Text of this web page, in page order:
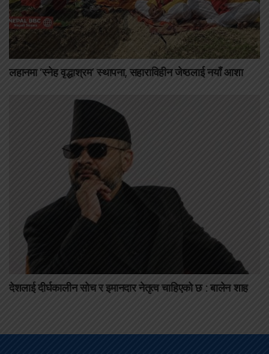
लहानमा ‘स्नेह वृद्धाश्रम’ स्थापना, सहाराविहीन जेष्ठलाई नयाँ आशा
देशलाई दीर्घकालीन सोच र इमानदार नेतृत्व चाहिएको छ : बालेन शाह